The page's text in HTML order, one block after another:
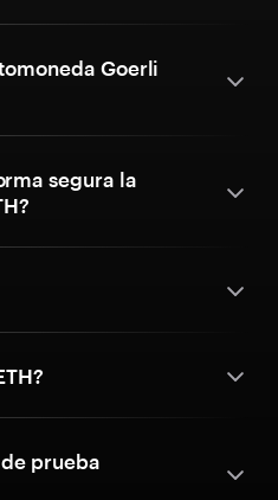
Goerli
segura la
prueba